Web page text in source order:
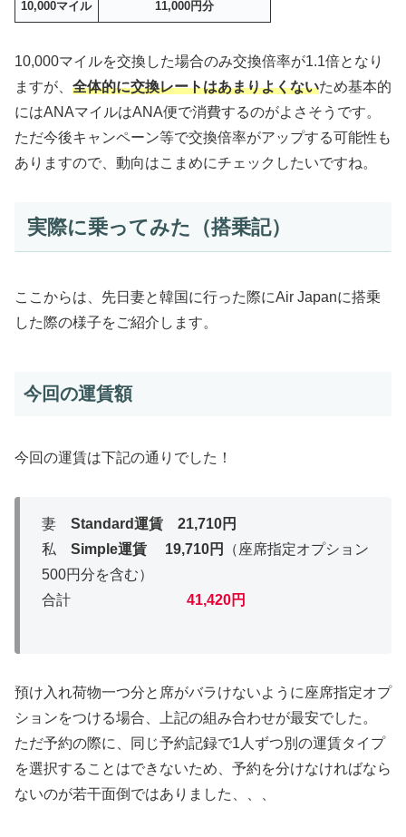
10,000マイル 11,000円分
10,000マイルを交換した場合のみ交換倍率が1.1倍となり
ますが、 全体的に交換レートはあまりよくないため基本的
にはANAマイルはANA便で消費するのがよさそうです。
ただ今後キャンペーン等で交換倍率がアップする可能性も
ありますので、動向はこまめにチェックしたいですね。
実際に乗ってみた（搭乗記）
ここからは、先日妻と韓国に行った際にAir Japanに搭乗
した際の様子をご紹介します。
今回の運賃額
今回の運賃は下記の通りでした！
妻 Standard運賃 21,710円
私 Simple運賃 19,710円
（座席指定オプション
500円分を含む）
合計
41,420円
預け入れ荷物一つ分と席がバラけないように座席指定オプ
ションをつける場合、上記の組み合わせが最安でした。
ただ予約の際に、同じ予約記録で1人ずつ別の運賃タイプ
を選択することはできないため、予約を分けなければなら
ないのが若干面倒ではありました、、、